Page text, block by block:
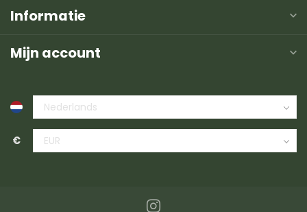
Informatie
Mijn account
€